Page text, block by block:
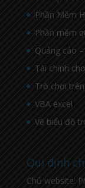
Phần Mềm
Phần mềm
Quảng cáo
Tài chính
Trò chơi
VBA excel
Vẽ biểu đồ
Qui định
Chủ website: